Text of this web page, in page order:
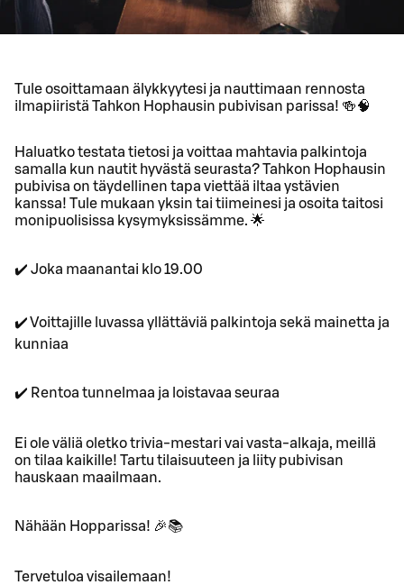
Tule osoittamaan älykkyytesi ja nauttimaan rennosta
ilmapiiristä Tahkon Hophausin pubivisan parissa! 🍻🧠
Haluatko testata tietosi ja voittaa mahtavia palkintoja
samalla kun nautit hyvästä seurasta? Tahkon Hophausin
pubivisa on täydellinen tapa viettää iltaa ystävien
kanssa! Tule mukaan yksin tai tiimeinesi ja osoita taitosi
monipuolisissa kysymyksissämme. 🌟
✔️ Joka maanantai klo 19.00
✔️ Voittajille luvassa yllättäviä palkintoja sekä mainetta ja
kunniaa
✔️ Rentoa tunnelmaa ja loistavaa seuraa
Ei ole väliä oletko trivia-mestari vai vasta-alkaja, meillä
on tilaa kaikille! Tartu tilaisuuteen ja liity pubivisan
hauskaan maailmaan.
Nähään Hopparissa! 🎉📚
Tervetuloa visailemaan!